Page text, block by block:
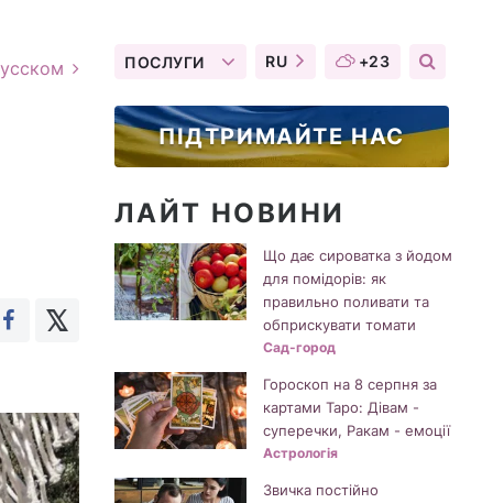
ПОСЛУГИ RU +23
ПІДТРИМАЙТЕ НАС
ЛАЙТ НОВИНИ
Що дає сироватка з йодом
для помідорів: як
правильно поливати та
обприскувати томати
Сад-город
Гороскоп на 8 серпня за
картами Таро: Дівам -
суперечки, Ракам - емоції
Астрологія
Звичка постійно